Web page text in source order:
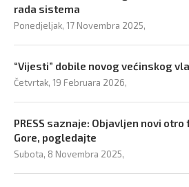
rada sistema
Ponedjeljak, 17 Novembra 2025,
“Vijesti” dobile novog većinskog
Četvrtak, 19 Februara 2026,
PRESS saznaje: Objavljen novi
Gore, pogledajte
Subota, 8 Novembra 2025,